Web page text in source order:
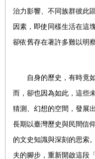
治力影響、不同族群彼此
因素，即使同樣生活在這
卻依舊存在著許多難以明
自身的歷史，有時竟如
而，卻也因為如此，這些
猜測、幻想的空間，發
長期以臺灣歷史與民間信
的文史知識與深刻的思索
夫的腳步，重新開啟這段